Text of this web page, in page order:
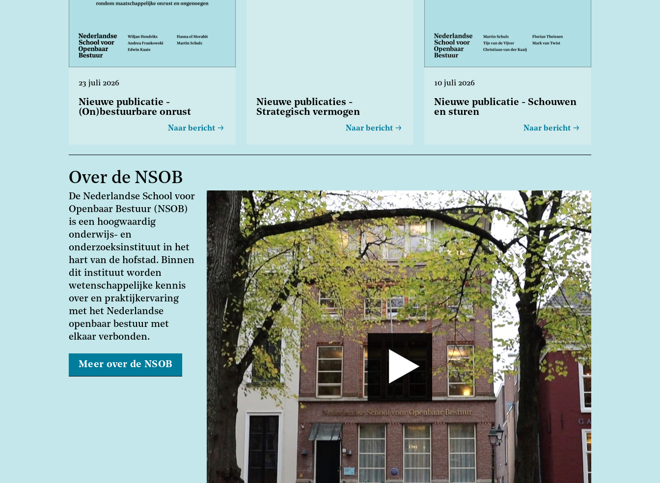
23 juli 2026
Nieuwe publicatie -
(On)bestuurbare onrust
Naar bericht
Nieuwe publicaties -
Strategisch vermogen
Naar bericht
10 juli 2026
Nieuwe publicatie - Schouwen
en sturen
Naar bericht
Over de NSOB
De Nederlandse School voor
Openbaar Bestuur (NSOB)
is een hoogwaardig
onderwijs- en
onderzoeksinstituut in het
hart van de hofstad. Binnen
dit instituut worden
wetenschappelijke kennis
over en praktijkervaring
met het Nederlandse
openbaar bestuur met
elkaar verbonden.
Meer over de NSOB